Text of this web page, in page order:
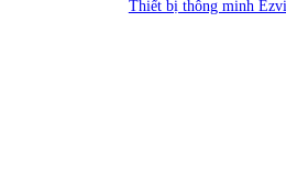
Thiết bị thông minh